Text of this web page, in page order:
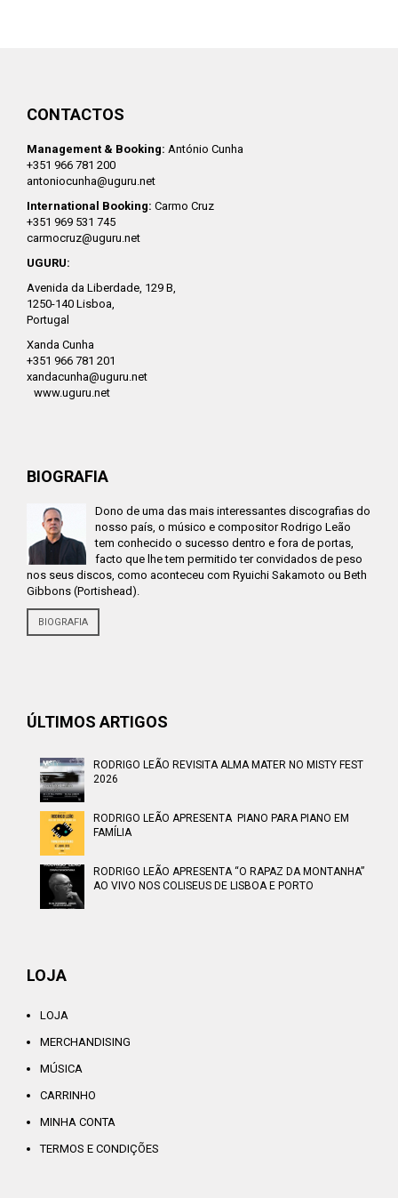
CONTACTOS
Management & Booking: António Cunha
+351 966 781 200
antoniocunha@uguru.net
International Booking: Carmo Cruz
+351 969 531 745
carmocruz@uguru.net
UGURU:
Avenida da Liberdade, 129 B,
1250-140 Lisboa,
Portugal
Xanda Cunha
+351 966 781 201
xandacunha@uguru.net
www.uguru.net
BIOGRAFIA
Dono de uma das mais interessantes discografias do
nosso país, o músico e compositor Rodrigo Leão
tem conhecido o sucesso dentro e fora de portas,
facto que lhe tem permitido ter convidados de peso
nos seus discos, como aconteceu com Ryuichi Sakamoto ou Beth
Gibbons (Portishead).
BIOGRAFIA
ÚLTIMOS ARTIGOS
RODRIGO LEÃO REVISITA ALMA MATER NO MISTY FEST
2026
RODRIGO LEÃO APRESENTA PIANO PARA PIANO EM
FAMÍLIA
RODRIGO LEÃO APRESENTA “O RAPAZ DA MONTANHA”
AO VIVO NOS COLISEUS DE LISBOA E PORTO
LOJA
LOJA
MERCHANDISING
MÚSICA
CARRINHO
MINHA CONTA
TERMOS E CONDIÇÕES